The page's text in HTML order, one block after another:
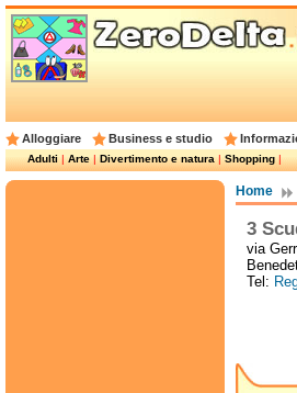
Alloggiare Business e studio
Adulti|Arte|Divertimento e natura|Shopping|
Home
3
via
Tel: